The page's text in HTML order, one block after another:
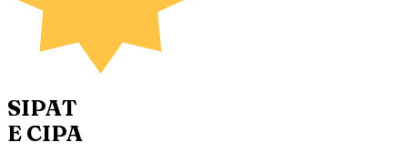
SIPAT
E CIPA